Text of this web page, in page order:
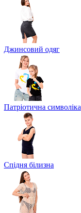
Джинсовий одяг
Патріотична символіка
Спідня білизна